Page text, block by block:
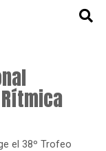
el 38º Trofeo